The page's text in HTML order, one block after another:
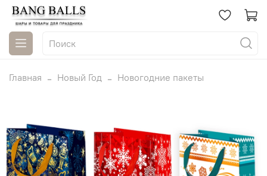
Главная Новый Год Новогодние пакеты